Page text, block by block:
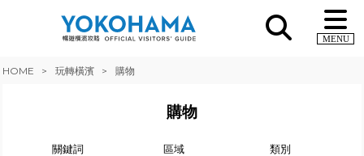
MENU
HOME 玩轉橫濱 購物
購物
關鍵詞 區域 類別